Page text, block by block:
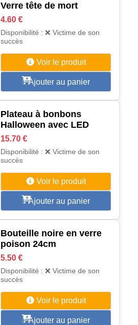
Verre tête de mort
4.60 €
Disponibilité : ❌ Victime de son
succès
Voir le produit
Ajouter au panier
Plateau à bonbons
Halloween avec LED
15.70 €
Disponibilité : ❌ Victime de son
succès
Voir le produit
Ajouter au panier
Bouteille noire en verre
poison 24cm
5.50 €
Disponibilité : ❌ Victime de son
succès
Voir le produit
Ajouter au panier